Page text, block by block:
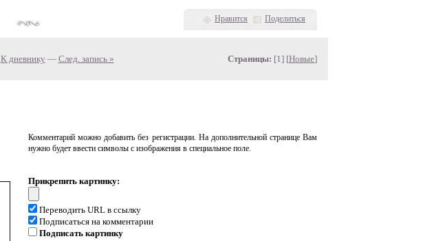
Нравится Поделиться
К дневнику — След. запись » Страницы: [1] [Новые]
Комментарий можно добавить без регистрации. На дополнительной странице Вам
нужно будет ввести символы с изображения в специальное поле.
Прикрепить картинку:
Переводить URL в ссылку
Подписаться на комментарии
Подписать картинку